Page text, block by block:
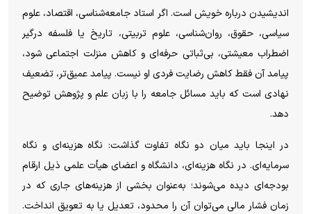
اندیشیدن درباره خویش است. اگر استاد جامعه‌شناسی، اقتصاد، علوم
سیاسی، حقوق، روان‌شناسی، علوم تربیتی، تاریخ یا فلسفه درگیر
اضطراب معیشتی، بی‌ثباتی حرفه‌ای و کاهش منزلت اجتماعی شود،
پیامد آن فقط کاهش رضایت فردی او نیست. پیامد عمیق‌تر، تضعیف
نهادی است که باید مسائل جامعه را با زبان علم و پژوهش توضیح
دهد.
در اینجا باید میان دو نگاه تفاوت گذاشت: نگاه هزینه‌ای و نگاه
سرمایه‌ای. در نگاه هزینه‌ای، دانشگاه و اعضای هیأت علمی ذیل ارقام
بودجه‌ای دیده می‌شوند؛ به‌عنوان بخشی از هزینه‌های جاری که در
زمان فشار مالی می‌توان آن را محدود، تعدیل یا به تعویق انداخت.